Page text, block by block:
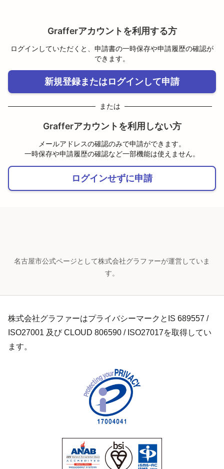
Grafferアカウントを利用する方
ログインしていただくと、申請書の一時保存や申請履歴の確認が
できます。
新規登録またはログインして申請
または
Grafferアカウントを利用しない方
メールアドレスの確認のみで申請ができます。
一時保存や申請履歴の確認など一部機能は使えません。
ログインせずに申請
名古屋市公式ページとして株式会社グラファーが運営していま
す。
株式会社グラファーはプライバシーマークとIS 689557 /
ISO27001 及び CLOUD 806590 / ISO27017を取得してい
ます。